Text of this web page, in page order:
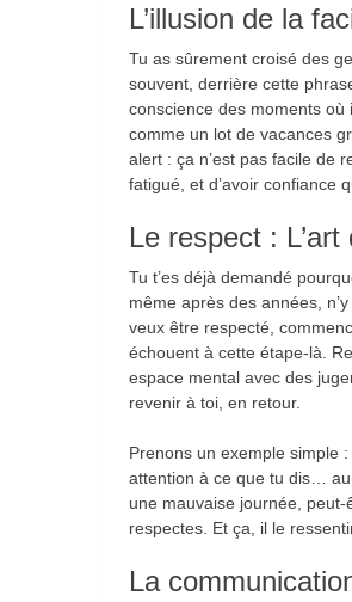
L’illusion de la
Tu as sûrement croisé des
souvent, derrière cette
conscience des moments
comme un lot de vacances
alert : ça n’est pas facile de
fatigué, et d’avoir confiance
Le respect :
Tu t’es déjà demandé
même après des années,
veux être respecté,
échouent à cette étape-là.
espace mental avec des
revenir à toi, en retour.
Prenons un exemple simple
attention à ce que tu dis… au
une mauvaise journée,
respectes. Et ça, il le
La